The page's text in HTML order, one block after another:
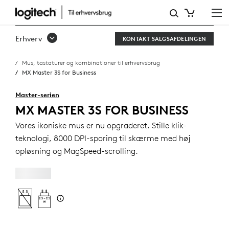
MX
MASTER
FOR
BUSINESS
Erhverv KONTAKT SALGSAFDELINGEN
Mus, tastaturer og kombinationer til erhvervsbrug
MX Master 3S for Business
Master-serien
MX MASTER 3S FOR BUSINESS
Vores ikoniske mus er nu opgraderet. Stille klik-
teknologi, 8000 DPI-sporing til skærme med høj
opløsning og MagSpeed-scrolling.